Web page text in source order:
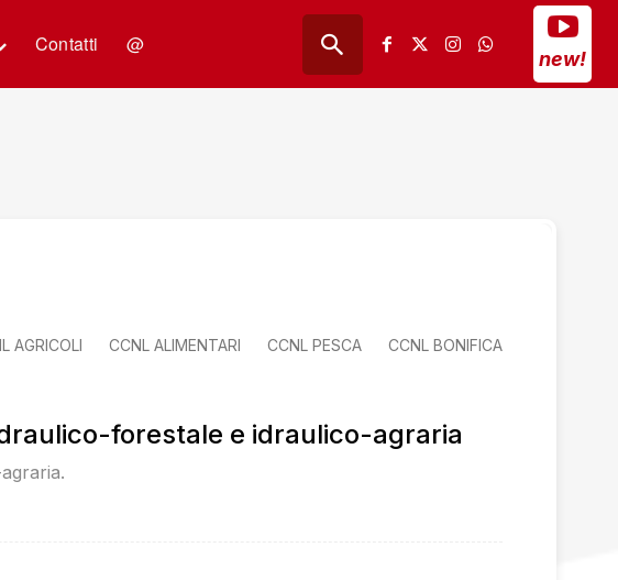
Contatti @
new!
AGRICOLI CCNL ALIMENTARI CCNL PESCA CCNL BONIFICA
forestale e idraulico-agraria